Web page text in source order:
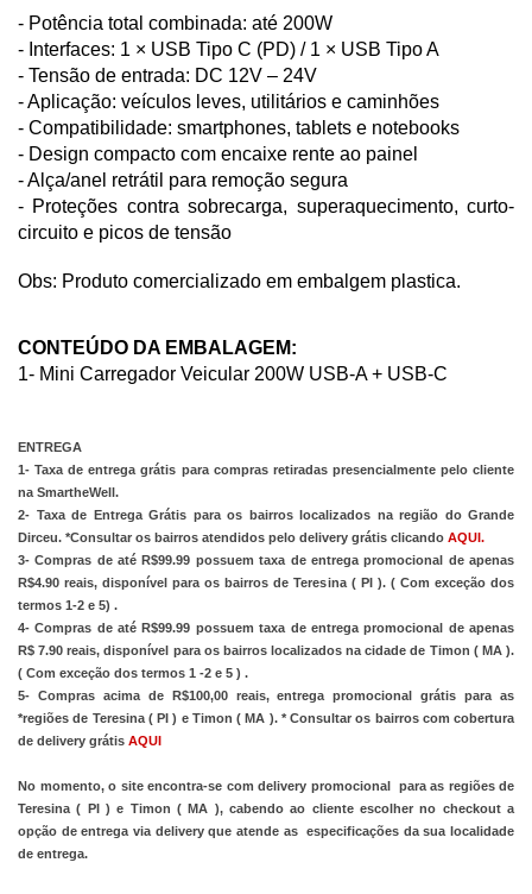
- Potência total combinada: até 200W
- Interfaces: 1 × USB Tipo C (PD) / 1 × USB Tipo A
- Tensão de entrada: DC 12V – 24V
- Aplicação: veículos leves, utilitários e caminhões
- Compatibilidade: smartphones, tablets e notebooks
- Design compacto com encaixe rente ao painel
- Alça/anel retrátil para remoção segura
- Proteções contra sobrecarga, superaquecimento, curto-
circuito e picos de tensão
Obs: Produto comercializado em embalgem plastica.
CONTEÚDO DA EMBALAGEM:
1- Mini Carregador Veicular 200W USB-A + USB-C
ENTREGA
1- Taxa de entrega grátis para compras retiradas presencialmente pelo cliente
na SmartheWell.
2- Taxa de Entrega Grátis para os bairros localizados na região do Grande
Dirceu. *Consultar os bairros atendidos pelo delivery grátis clicando AQUI.
3- Compras de até R$99.99 possuem taxa de entrega promocional de apenas
R$4.90 reais, disponível para os bairros de Teresina ( PI ). ( Com exceção dos
termos 1-2 e 5) .
4- Compras de até R$99.99 possuem taxa de entrega promocional de apenas
R$ 7.90 reais, disponível para os bairros localizados na cidade de Timon ( MA ).
( Com exceção dos termos 1 -2 e 5 ) .
5- Compras acima de R$100,00 reais, entrega promocional grátis para as
*regiões de Teresina ( PI ) e Timon ( MA ). * Consultar os bairros com cobertura
de delivery grátis AQUI
No momento, o site encontra-se com delivery promocional  para as regiões de
Teresina ( PI ) e Timon ( MA ), cabendo ao cliente escolher no checkout a
opção de entrega via delivery que atende as  especificações da sua localidade
de entrega.